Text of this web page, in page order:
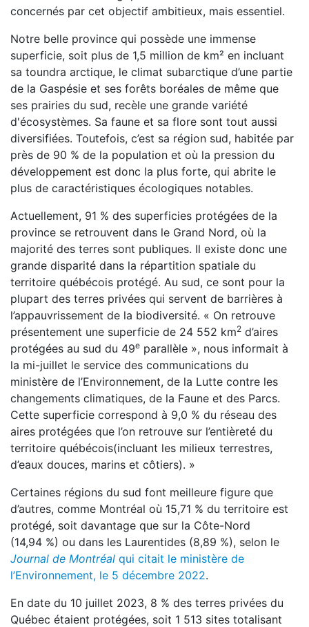
concernés par cet objectif ambitieux, mais essentiel.
Notre belle province qui possède une immense
superficie, soit plus de 1,5 million de km² en incluant
sa toundra arctique, le climat subarctique d’une partie
de la Gaspésie et ses forêts boréales de même que
ses prairies du sud, recèle une grande variété
d'écosystèmes. Sa faune et sa flore sont tout aussi
diversifiées. Toutefois, c’est sa région sud, habitée par
près de 90 % de la population et où la pression du
développement est donc la plus forte, qui abrite le
plus de caractéristiques écologiques notables.
Actuellement, 91 % des superficies protégées de la
province se retrouvent dans le Grand Nord, où la
majorité des terres sont publiques. Il existe donc une
grande disparité dans la répartition spatiale du
territoire québécois protégé. Au sud, ce sont pour la
plupart des terres privées qui servent de barrières à
l’appauvrissement de la biodiversité. « On retrouve
présentement une superficie de 24 552 km2 d’aires
protégées au sud du 49e parallèle », nous informait à
la mi-juillet le service des communications du
ministère de l’Environnement, de la Lutte contre les
changements climatiques, de la Faune et des Parcs.
Cette superficie correspond à 9,0 % du réseau des
aires protégées que l’on retrouve sur l’entièreté du
territoire québécois(incluant les milieux terrestres,
d’eaux douces, marins et côtiers). »
Certaines régions du sud font meilleure figure que
d’autres, comme Montréal où 15,71 % du territoire est
protégé, soit davantage que sur la Côte-Nord
(14,94 %) ou dans les Laurentides (8,89 %), selon le
Journal de Montréal qui citait le ministère de
l’Environnement, le 5 décembre 2022.
En date du 10 juillet 2023, 8 % des terres privées du
Québec étaient protégées, soit 1 513 sites totalisant